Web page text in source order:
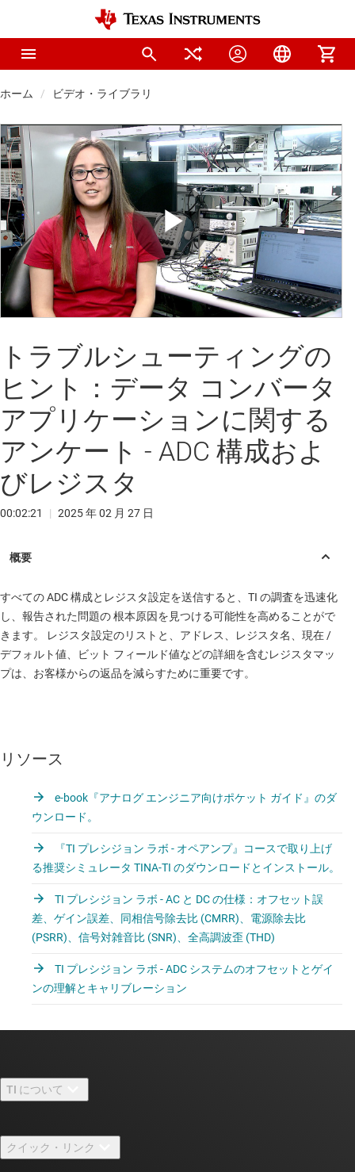
ホーム ビデオ・ライブラリ
Play
Video
トラブルシューティングの
ヒント：データ コンバータ
アプリケーションに関する
アンケート - ADC 構成およ
びレジスタ
00:02:21 | 2025 年 02 月 27 日
すべての ADC 構成とレジスタ設定を送信すると、TI の調査を迅速化
し、報告された問題の 根本原因を見つける可能性を高めることがで
きます。 レジスタ設定のリストと、アドレス、レジスタ名、現在 /
デフォルト値、ビット フィールド値などの詳細を含むレジスタマッ
プは、お客様からの返品を減らすために重要です。
リソース
e-book『アナログ エンジニア向けポケット ガイド』のダ
ウンロード。
『TI プレシジョン ラボ - オペアンプ』コースで取り上げ
る推奨シミュレータ TINA-TI のダウンロードとインストール。
TI プレシジョン ラボ - AC と DC の仕様：オフセット誤
差、ゲイン誤差、同相信号除去比 (CMRR)、電源除去比
(PSRR)、信号対雑音比 (SNR)、全高調波歪 (THD)
TI プレシジョン ラボ - ADC システムのオフセットとゲイ
ンの理解とキャリブレーション
TI について
採用情報
クイック・リンク